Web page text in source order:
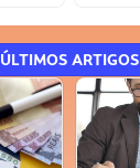
ÚLTIMOS ARTIGOS